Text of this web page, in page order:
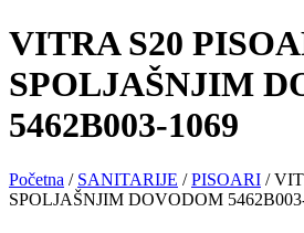
VITRA S20
SPOLJAŠNJIM
5462B003-1069
Početna / SANITARIJE /PISOARI /
SPOLJAŠNJIM DOVODOM